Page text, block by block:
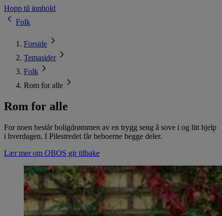
Hopp til innhold
Folk
Forside
Temasider
Folk
Rom for alle
Rom for alle
For noen består boligdrømmen av en trygg seng å sove i og litt hjelp
i hverdagen. I Pilestredet får beboerne begge deler.
Lær mer om OBOS gir tilbake